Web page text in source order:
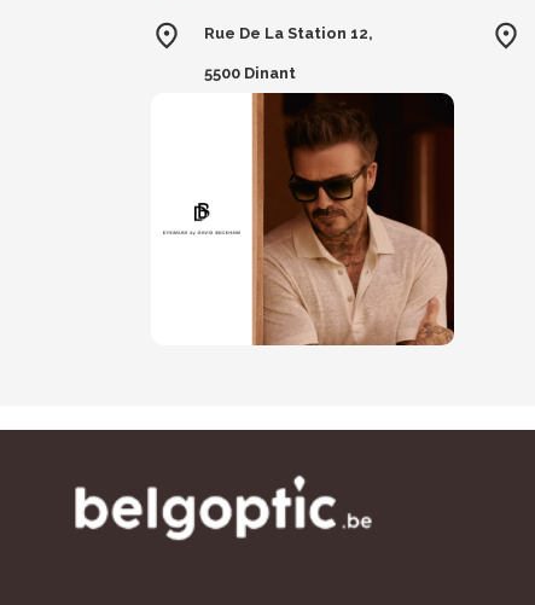
Rue De La Station 12,
5500 Dinant